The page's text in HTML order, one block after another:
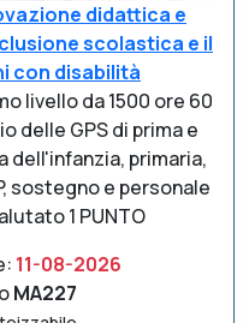
didattica e
scolastica e il
con disabilità
livello da 1500 ore 60
delle GPS di prima e
dell'infanzia, primaria,
sostegno e personale
1 PUNTO
11-08-2026
MA227